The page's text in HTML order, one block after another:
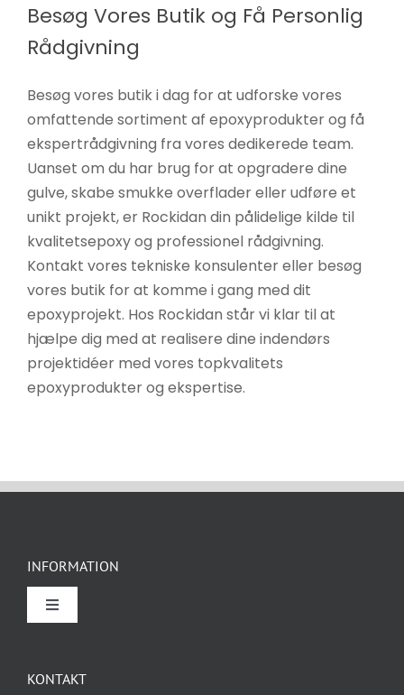
Besøg Vores Butik og Få Personlig
Rådgivning
Besøg vores butik i dag for at udforske vores
omfattende sortiment af epoxyprodukter og få
ekspertrådgivning fra vores dedikerede team.
Uanset om du har brug for at opgradere dine
gulve, skabe smukke overflader eller udføre et
unikt projekt, er Rockidan din pålidelige kilde til
kvalitetsepoxy og professionel rådgivning.
Kontakt vores tekniske konsulenter eller besøg
vores butik for at komme i gang med dit
epoxyprojekt. Hos Rockidan står vi klar til at
hjælpe dig med at realisere dine indendørs
projektidéer med vores topkvalitets
epoxyprodukter og ekspertise.
KONTAKT
INFORMATION
Toggle